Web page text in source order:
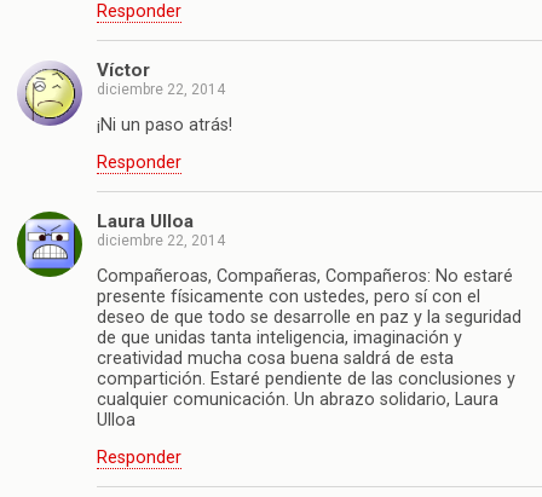
Responder
Víctor
diciembre 22, 2014
¡Ni un paso atrás!
Responder
Laura Ulloa
diciembre 22, 2014
Compañeroas, Compañeras, Compañeros: No estaré
presente físicamente con ustedes, pero sí con el
deseo de que todo se desarrolle en paz y la seguridad
de que unidas tanta inteligencia, imaginación y
creatividad mucha cosa buena saldrá de esta
compartición. Estaré pendiente de las conclusiones y
cualquier comunicación. Un abrazo solidario, Laura
Ulloa
Responder